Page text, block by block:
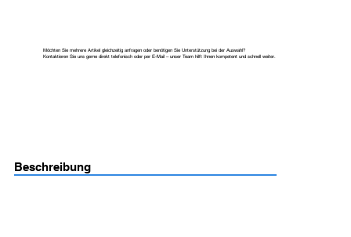
Möchten Sie mehrere Artikel gleichzeitig anfragen oder benötigen Sie Unterstützung bei der Auswahl?
Kontaktieren Sie uns gerne direkt telefonisch oder per E-Mail – unser Team hilft Ihnen kompetent und schnell weiter.
Beschreibung